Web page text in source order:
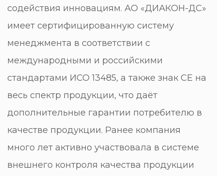
содействия инновациям. АО «ДИАКОН-ДС»
имеет сертифицированную систему
менеджмента в соответствии с
международными и российскими
стандартами ИСО 13485, а также знак СЕ на
весь спектр продукции, что даёт
дополнительные гарантии потребителю в
качестве продукции. Ранее компания
много лет активно участвовала в системе
внешнего контроля качества продукции